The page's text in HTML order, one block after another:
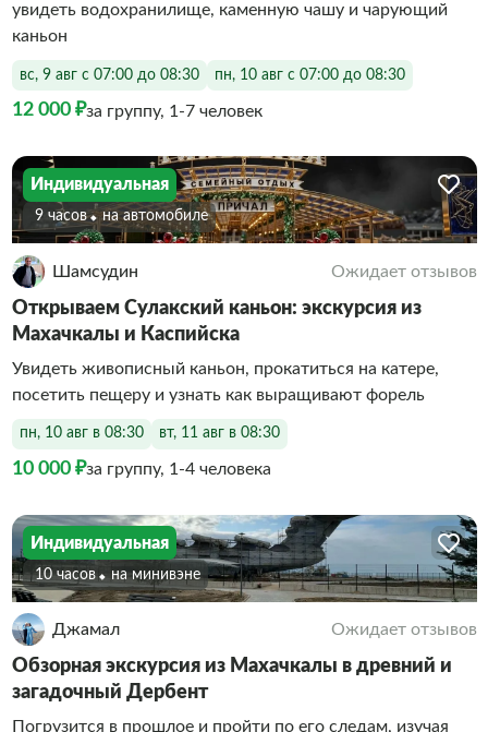
увидеть водохранилище, каменную чашу и чарующий
каньон
вс, 9 авг с 07:00 до 08:30 пн, 10 авг с 07:00 до 08:30
12 000 ₽за группу, 1-7 человек
Индивидуальная
9 часов На автомобиле
Шамсудин Ожидает отзывов
Открываем Сулакский каньон: экскурсия из
Махачкалы и Каспийска
Увидеть живописный каньон, прокатиться на катере,
посетить пещеру и узнать как выращивают форель
пн, 10 авг в 08:30 вт, 11 авг в 08:30
10 000 ₽за группу, 1-4 человека
Индивидуальная
10 часов На минивэне
Джамал Ожидает отзывов
Обзорная экскурсия из Махачкалы в древний и
загадочный Дербент
Погрузится в прошлое и пройти по его следам, изучая